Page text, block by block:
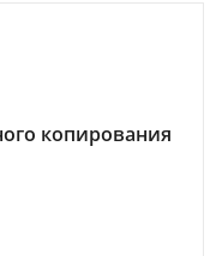
копирования